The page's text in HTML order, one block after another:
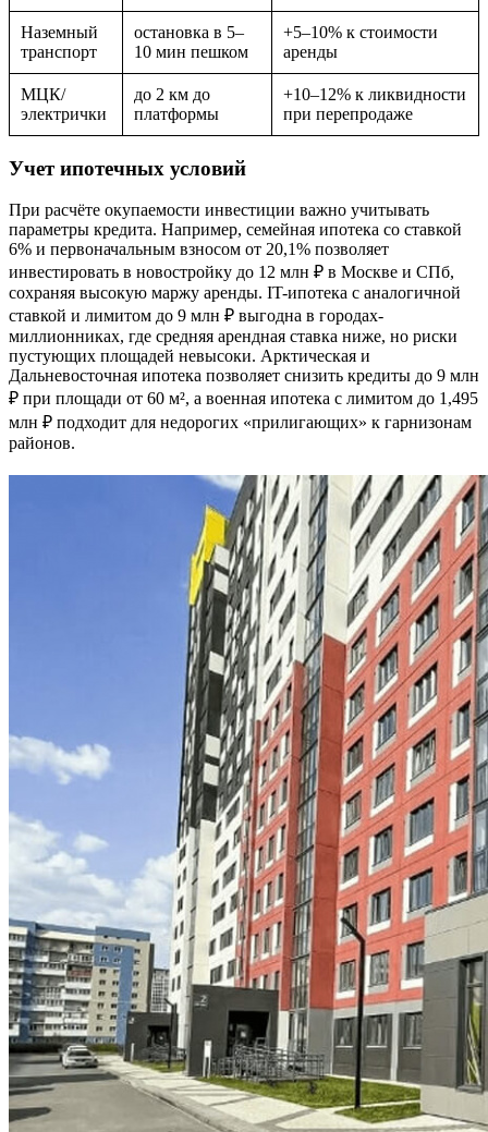
Наземный
транспорт
остановка в 5–
10 мин пешком
+5–10% к стоимости
аренды
МЦК/
электрички
до 2 км до
платформы
+10–12% к ликвидности
при перепродаже
Учет ипотечных условий
При расчёте окупаемости инвестиции важно учитывать
параметры кредита. Например, семейная ипотека со ставкой
6% и первоначальным взносом от 20,1% позволяет
инвестировать в новостройку до 12 млн ₽ в Москве и СПб,
сохраняя высокую маржу аренды. IT-ипотека с аналогичной
ставкой и лимитом до 9 млн ₽ выгодна в городах-
миллионниках, где средняя арендная ставка ниже, но риски
пустующих площадей невысоки. Арктическая и
Дальневосточная ипотека позволяет снизить кредиты до 9 млн
₽ при площади от 60 м², а военная ипотека с лимитом до 1,495
млн ₽ подходит для недорогих «прилигающих» к гарнизонам
районов.